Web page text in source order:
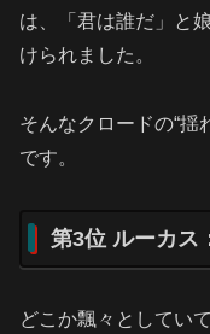
は、「君は誰だ」と
けられました。
そんなクロードの“揺
です。
第3位 ルーカス
どこか飄々としてい